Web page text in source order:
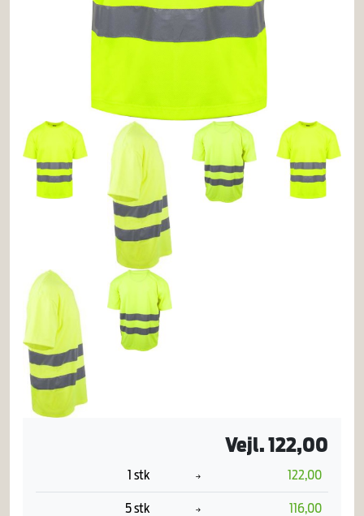
Vejl. 122,00
1 stk 122,00
5 stk 116,00